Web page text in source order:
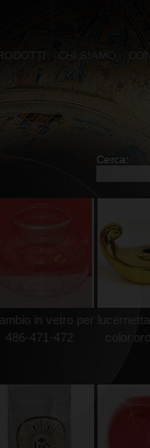
CHI SIAMO
Cerca:
in vetro per
486-471-472